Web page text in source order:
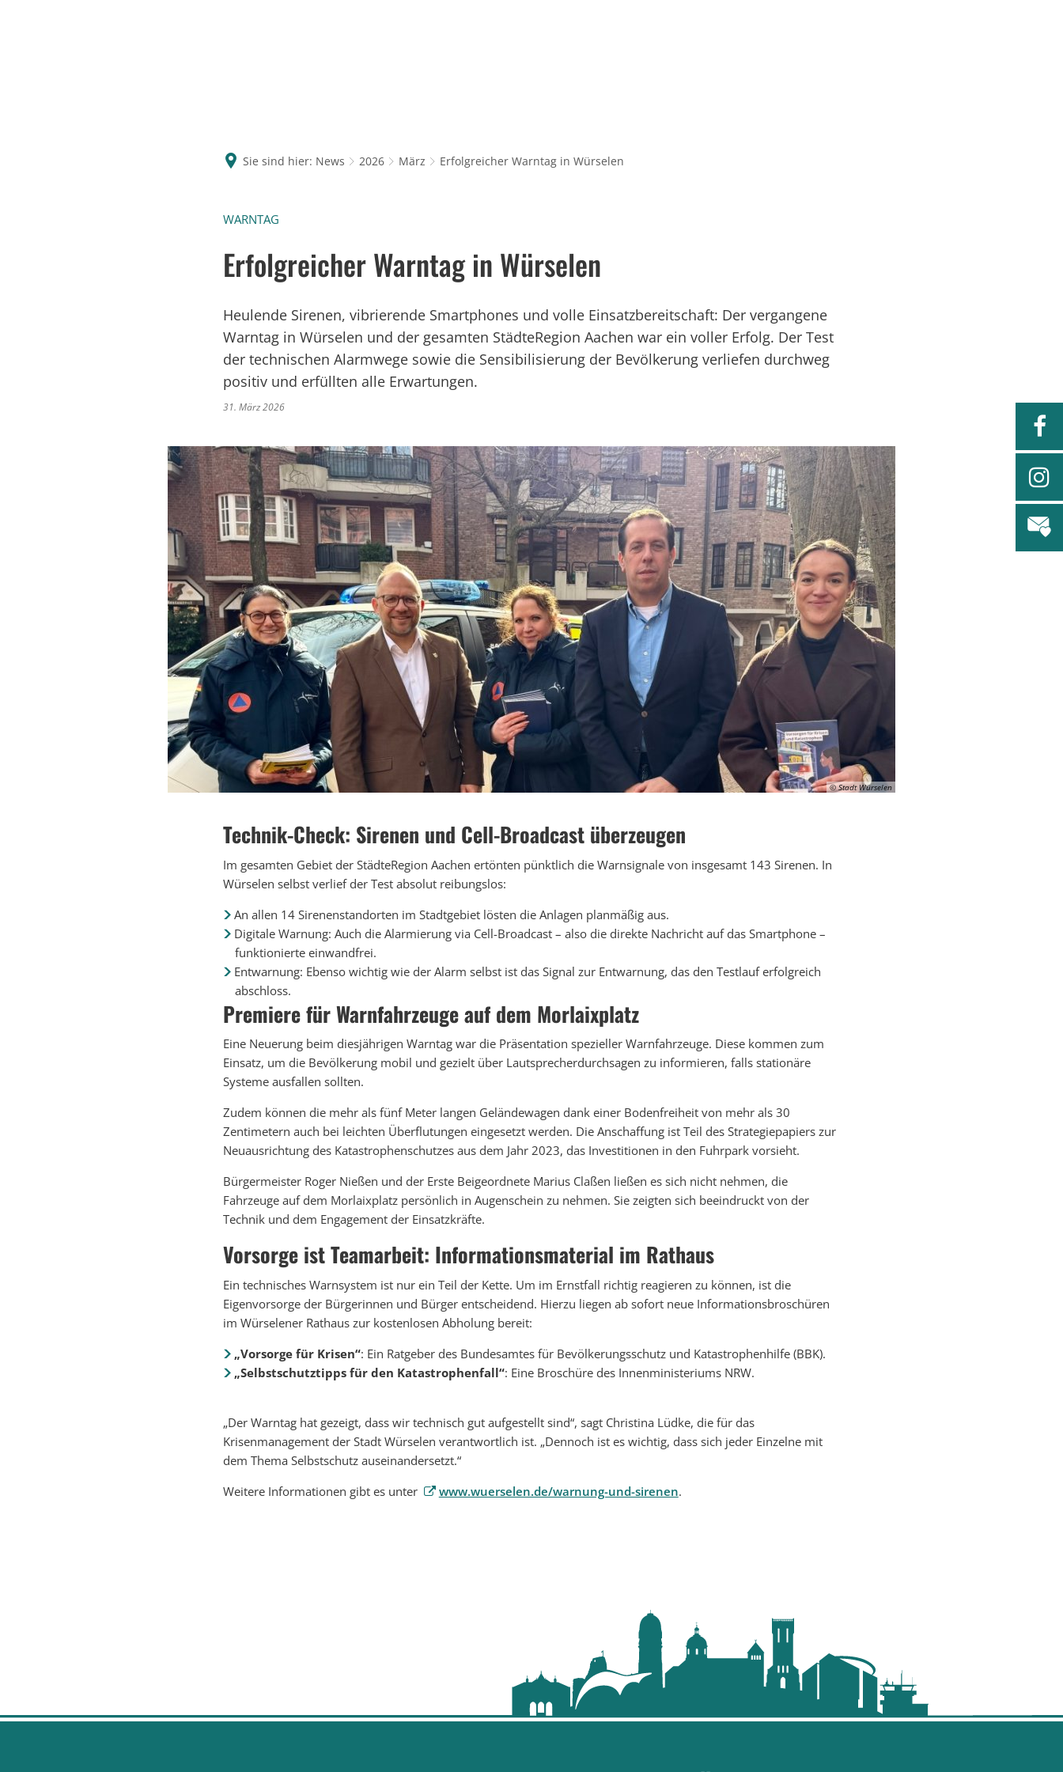
Sie sind hier: News 2026 März Erfolgreicher Warntag in Würselen
WARNTAG
Erfolgreicher Warntag in Würselen
Heulende Sirenen, vibrierende Smartphones und volle Einsatzbereitschaft: Der vergangene
Warntag in Würselen und der gesamten StädteRegion Aachen war ein voller Erfolg. Der Test
der technischen Alarmwege sowie die Sensibilisierung der Bevölkerung verliefen durchweg
positiv und erfüllten alle Erwartungen.
31. März 2026
© Stadt Würselen
Technik-Check: Sirenen und Cell-Broadcast überzeugen
Im gesamten Gebiet der StädteRegion Aachen ertönten pünktlich die Warnsignale von insgesamt 143 Sirenen. In
Würselen selbst verlief der Test absolut reibungslos:
An allen 14 Sirenenstandorten im Stadtgebiet lösten die Anlagen planmäßig aus.
Digitale Warnung: Auch die Alarmierung via Cell-Broadcast – also die direkte Nachricht auf das Smartphone –
funktionierte einwandfrei.
Entwarnung: Ebenso wichtig wie der Alarm selbst ist das Signal zur Entwarnung, das den Testlauf erfolgreich
abschloss.
Premiere für Warnfahrzeuge auf dem Morlaixplatz
Eine Neuerung beim diesjährigen Warntag war die Präsentation spezieller Warnfahrzeuge. Diese kommen zum
Einsatz, um die Bevölkerung mobil und gezielt über Lautsprecherdurchsagen zu informieren, falls stationäre
Systeme ausfallen sollten.
Zudem können die mehr als fünf Meter langen Geländewagen dank einer Bodenfreiheit von mehr als 30
Zentimetern auch bei leichten Überflutungen eingesetzt werden. Die Anschaffung ist Teil des Strategiepapiers zur
Neuausrichtung des Katastrophenschutzes aus dem Jahr 2023, das Investitionen in den Fuhrpark vorsieht.
Bürgermeister Roger Nießen und der Erste Beigeordnete Marius Claßen ließen es sich nicht nehmen, die
Fahrzeuge auf dem Morlaixplatz persönlich in Augenschein zu nehmen. Sie zeigten sich beeindruckt von der
Technik und dem Engagement der Einsatzkräfte.
Vorsorge ist Teamarbeit: Informationsmaterial im Rathaus
Ein technisches Warnsystem ist nur ein Teil der Kette. Um im Ernstfall richtig reagieren zu können, ist die
Eigenvorsorge der Bürgerinnen und Bürger entscheidend. Hierzu liegen ab sofort neue Informationsbroschüren
im Würselener Rathaus zur kostenlosen Abholung bereit:
„Vorsorge für Krisen“: Ein Ratgeber des Bundesamtes für Bevölkerungsschutz und Katastrophenhilfe (BBK).
„Selbstschutztipps für den Katastrophenfall“: Eine Broschüre des Innenministeriums NRW.
„Der Warntag hat gezeigt, dass wir technisch gut aufgestellt sind“, sagt Christina Lüdke, die für das
Krisenmanagement der Stadt Würselen verantwortlich ist. „Dennoch ist es wichtig, dass sich jeder Einzelne mit
dem Thema Selbstschutz auseinandersetzt.“
Weitere Informationen gibt es unter
www.wuerselen.de/warnung-und-sirenen.